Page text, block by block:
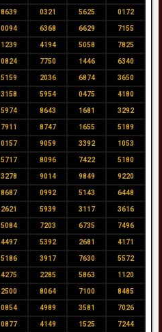
8639 0321 5625 0172
0094 6368 6629 7155
1239 4194 5058 7825
0824 7750 1446 6340
5159 2036 6874 3650
3158 5954 0475 4180
5974 8643 1681 3292
7911 8747 1655 5189
0157 9059 3392 1053
5717 8096 7422 5180
3278 9014 9849 9220
8687 0992 5143 6448
2621 5939 3117 3616
5084 7203 6735 7496
4497 5392 2681 4171
5186 3917 7630 5572
4275 2285 5863 1120
2500 8064 7100 8485
0854 4989 3581 7026
0877 4149 1525 7244